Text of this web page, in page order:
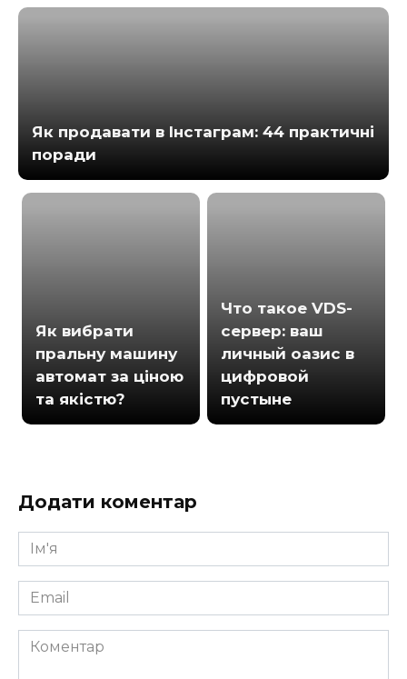
Як продавати в Інстаграм: 44 практичні
поради
Як вибрати
пральну машину
автомат за ціною
та якістю?
Что такое VDS-
сервер: ваш
личный оазис в
цифровой
пустыне
Додати коментар
Ім'я
*
Email
*
Коментар